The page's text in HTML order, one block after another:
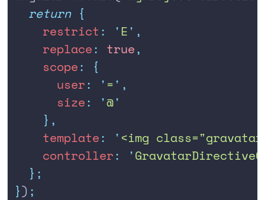
  return
{
    restrict
: ' E' ,
    replace
: true,
    scope
:
{
      user
: ' =' ,
      size
: '@'
    },
    template
: ' <img
    controller
: '
  };
}) ;